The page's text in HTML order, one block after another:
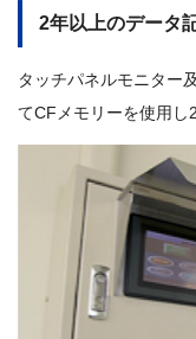
2年以上のデータ
タッチパネルモニター
てCFメモリーを使用し